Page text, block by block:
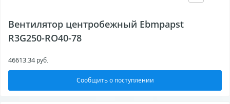
Вентилятор центробежный Ebmpapst
R3G250-RO40-78
46613.34руб.
Сообщить о поступлении